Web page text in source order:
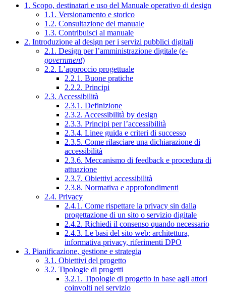
1. Scopo, destinatari e uso del Manuale operativo di design
1.1. Versionamento e storico
1.2. Consultazione del manuale
1.3. Contribuisci al manuale
2. Introduzione al design per i servizi pubblici digitali
2.1. Design per l’amministrazione digitale (e-
government)
2.2. L’approccio progettuale
2.2.1. Buone pratiche
2.2.2. Principi
2.3. Accessibilità
2.3.1. Definizione
2.3.2. Accessibilità by design
2.3.3. Principi per l’accessibilità
2.3.4. Linee guida e criteri di successo
2.3.5. Come rilasciare una dichiarazione di
accessibilità
2.3.6. Meccanismo di feedback e procedura di
attuazione
2.3.7. Obiettivi accessibilità
2.3.8. Normativa e approfondimenti
2.4. Privacy
2.4.1. Come rispettare la privacy sin dalla
progettazione di un sito o servizio digitale
2.4.2. Richiedi il consenso quando necessario
2.4.3. Le basi del sito web: architettura,
informativa privacy, riferimenti DPO
3. Pianificazione, gestione e strategia
3.1. Obiettivi del progetto
3.2. Tipologie di progetti
3.2.1. Tipologie di progetto in base agli attori
coinvolti nel servizio